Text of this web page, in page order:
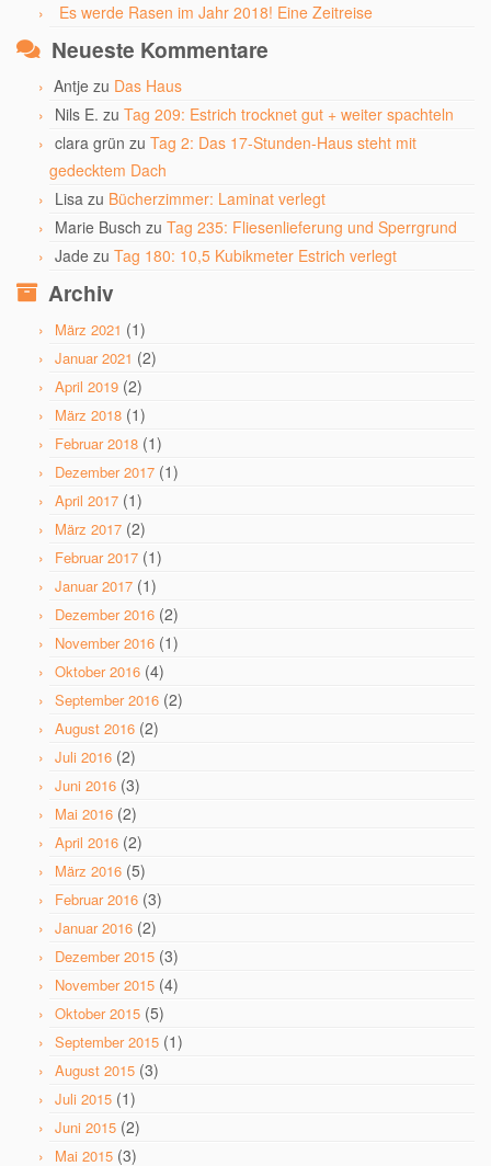
Es werde Rasen im Jahr 2018! Eine Zeitreise
Neueste Kommentare
Antje zu Das Haus
Nils E. zu Tag 209: Estrich trocknet gut + weiter spachteln
clara grün zu Tag 2: Das 17-Stunden-Haus steht mit
gedecktem Dach
Lisa zu Bücherzimmer: Laminat verlegt
Marie Busch zu Tag 235: Fliesenlieferung und Sperrgrund
Jade zu Tag 180: 10,5 Kubikmeter Estrich verlegt
Archiv
März 2021 (1)
Januar 2021 (2)
April 2019 (2)
März 2018 (1)
Februar 2018 (1)
Dezember 2017 (1)
April 2017 (1)
März 2017 (2)
Februar 2017 (1)
Januar 2017 (1)
Dezember 2016 (2)
November 2016 (1)
Oktober 2016 (4)
September 2016 (2)
August 2016 (2)
Juli 2016 (2)
Juni 2016 (3)
Mai 2016 (2)
April 2016 (2)
März 2016 (5)
Februar 2016 (3)
Januar 2016 (2)
Dezember 2015 (3)
November 2015 (4)
Oktober 2015 (5)
September 2015 (1)
August 2015 (3)
Juli 2015 (1)
Juni 2015 (2)
Mai 2015 (3)